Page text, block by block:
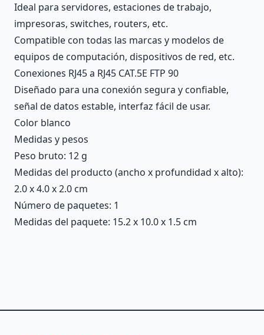
Ideal para servidores, estaciones de trabajo,
impresoras, switches, routers, etc.
Compatible con todas las marcas y modelos de
equipos de computación, dispositivos de red, etc.
Conexiones RJ45 a RJ45 CAT.5E FTP 90
Diseñado para una conexión segura y confiable,
señal de datos estable, interfaz fácil de usar.
Color blanco
Medidas y pesos
Peso bruto: 12 g
Medidas del producto (ancho x profundidad x alto):
2.0 x 4.0 x 2.0 cm
Número de paquetes: 1
Medidas del paquete: 15.2 x 10.0 x 1.5 cm